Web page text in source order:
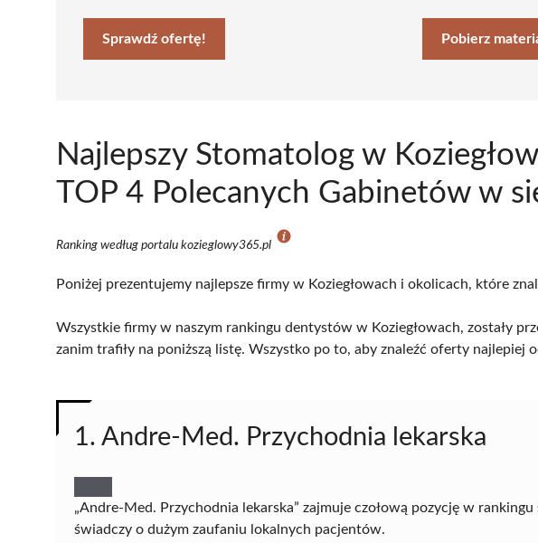
Sprawdź ofertę! Pobierz
Najlepszy Stomatolog w
TOP 4 Polecanych Gabinetów w
Ranking według portalu kozieglowy365.pl
Poniżej prezentujemy najlepsze firmy w Koziegłowach i okolicach, które
Wszystkie firmy w naszym rankingu dentystów w Koziegłowach, zostały
zanim trafiły na poniższą listę. Wszystko po to, aby znaleźć oferty najlepiej
1. Andre-Med. Przychodnia lekarska
„Andre-Med. Przychodnia lekarska” zajmuje czołową pozycję w
świadczy o dużym zaufaniu lokalnych pacjentów.